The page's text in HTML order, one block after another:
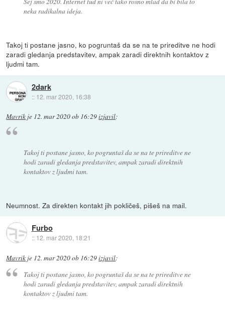
neka radikalna ideja.
Takoj ti postane jasno, ko pogruntaš da se na te prireditve ne hodi
zaradi gledanja predstavitev, ampak zaradi direktnih kontaktov z
ljudmi tam.
2dark
:: 12. mar 2020, 16:38
Mavrik je 12. mar 2020 ob 16:29izjavil:
Takoj ti postane jasno, ko pogruntaš da se na te prireditve ne
hodi zaradi gledanja predstavitev, ampak zaradi direktnih
kontaktov z ljudmi tam.
Neumnost. Za direkten kontakt jih pokličeš, pišeš na mail.
Furbo
:: 12. mar 2020, 18:21
Mavrik je 12. mar 2020 ob 16:29izjavil:
Takoj ti postane jasno, ko pogruntaš da se na te prireditve ne
hodi zaradi gledanja predstavitev, ampak zaradi direktnih
kontaktov z ljudmi tam.